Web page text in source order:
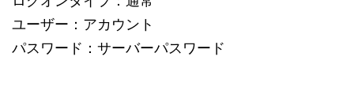
ユーザー：アカウント
パスワード：サーバーパスワード